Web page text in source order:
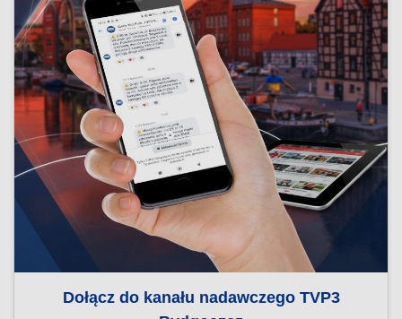
Dołącz do kanału nadawczego TVP3